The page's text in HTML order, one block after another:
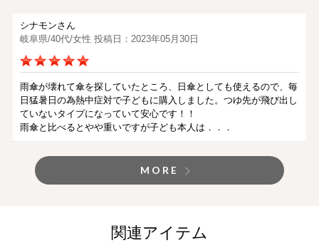
シナモンさん
岐阜県/40代/女性 投稿日：2023年05月30日
雨傘が壊れて傘を探していたところ、日傘としても使えるので、毎
日猛暑日の為熱中症対で子どもに購入しました。つゆ先が飛び出し
ていないタイプになっていて安心です！！
雨傘と比べるとやや重いですが子ども本人は．．．
MORE
関連アイテム